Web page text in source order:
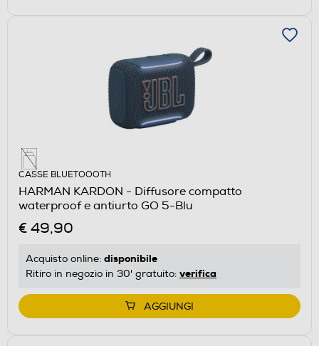
CASSE BLUETOOOTH
HARMAN KARDON - Diffusore compatto
waterproof e antiurto GO 5-Blu
€ 49,90
Acquisto online: disponibile
Ritiro in negozio in 30' gratuito: verifica
AGGIUNGI